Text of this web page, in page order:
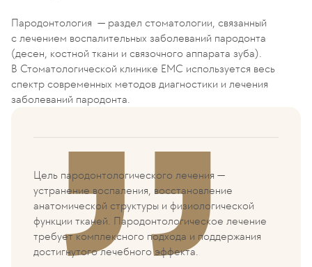
Пародонтология — раздел стоматологии, связанный
с лечением воспалительных заболеваний пародонта
(десен, костной ткани и связочного аппарата зуба).
В Стоматологической клинике ЕМС используется весь
спектр современных методов диагностики и лечения
заболеваний пародонта.
Цель пародонтологического лечения —
устранение воспаления, восстановление
анатомической структуры и физиологической
функции тканей. Пародонтологическое лечение
требует комплексного подхода и поддержания
достигнутого лечебного эффекта.